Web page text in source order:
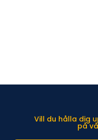
Vill du hålla dig
på